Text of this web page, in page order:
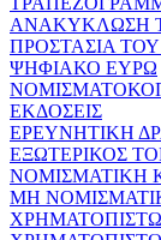
ΑΝΑΚΥΚΛΩΣΗ
ΠΡΟΣΤΑΣΙΑ
ΨΗΦΙΑΚΟ ΕΥΡΩ
ΕΚΔΟΣΕΙΣ
ΕΡΕΥΝΗΤΙΚΗ
ΕΞΩΤΕΡΙΚΟΣ
ΝΟΜΙΣΜΑΤΙΚΗ
ΜΗ